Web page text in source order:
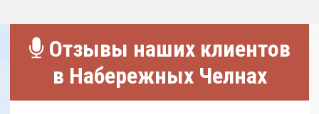
Отзывы наших клиентов
в Набережных Челнах